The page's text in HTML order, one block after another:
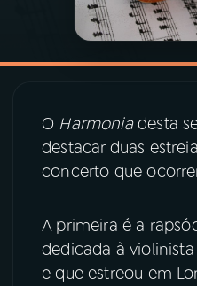
PODCASTS
07ÚLTIMAS
ACOMPANHE A RÁDIO MEC
O Harmoniadesta
destacar duas
concerto que
A primeira é a
dedicada à violinista
e que estreou em